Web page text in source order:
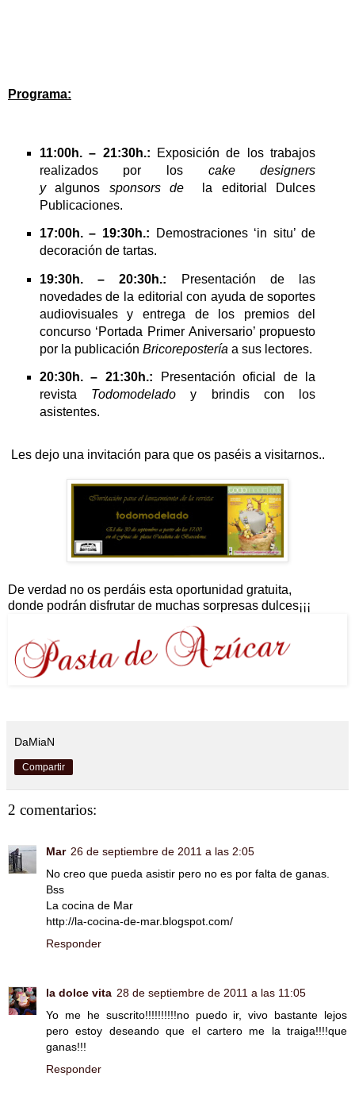
Programa:
11:00h. – 21:30h.: Exposición de los trabajos
realizados por los cake designers
yalgunos sponsors de
la editorial Dulces
Publicaciones.
17:00h. – 19:30h.: Demostraciones ‘in situ’ de
decoración de tartas.
19:30h. – 20:30h.: Presentación de las
novedades de la editorial con ayuda de soportes
audiovisuales y entrega de los premios del
concurso ‘Portada Primer Aniversario’ propuesto
por la publicación Bricorepostería a sus lectores.
20:30h. – 21:30h.: Presentación oficial de la
revista Todomodeladoy brindis con los
asistentes.
Les dejo una invitación para que os paséis a visitarnos..
De verdad no os perdáis esta oportunidad gratuita,
donde podrán disfrutar de muchas sorpresas dulces¡¡¡
DaMiaN
Compartir
2 comentarios:
Mar 26 de septiembre de 2011 a las 2:05
No creo que pueda asistir pero no es por falta de ganas.
Bss
La cocina de Mar
http://la-cocina-de-mar.blogspot.com/
Responder
la dolce vita 28 de septiembre de 2011 a las 11:05
Yo me he suscrito!!!!!!!!!!no puedo ir, vivo bastante lejos
pero estoy deseando que el cartero me la traiga!!!!que
ganas!!!
Responder